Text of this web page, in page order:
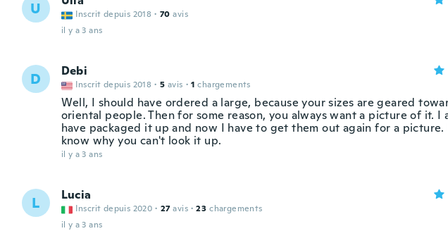
U Inscrit depuis 2018 · 70 avis
il y a 3 ans
D Debi
Inscrit depuis 2018 · 5 avis · 1 chargements
Well, I should have ordered a large, because your sizes are geared
oriental people. Then for some reason, you always want a picture of it. I
have packaged it up and now I have to get them out again for a
know why you can't look it up.
il y a 3 ans
L Lucia
Inscrit depuis 2020 · 27 avis · 23 chargements
il y a 3 ans